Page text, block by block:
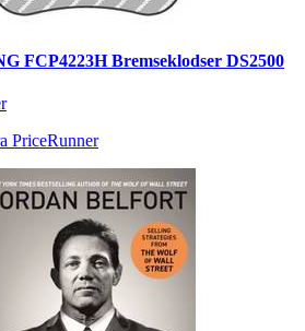
FCP4223H Bremseklodser DS2500
PriceRunner